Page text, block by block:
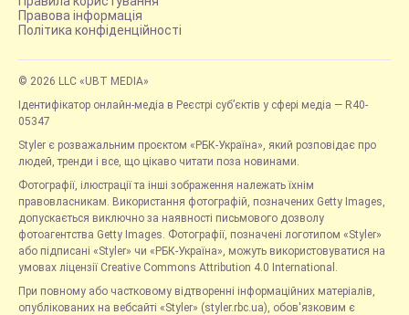
Правова інформація
Політика конфіденційності
© 2026 LLC «UBT MEDIA»
Ідентифікатор онлайн-медіа в Реєстрі суб’єктів у сфері медіа — R40-
05347
Styler є розважальним проєктом «РБК-Україна», який розповідає про
людей, тренди і все, що цікаво читати поза новинами.
Фотографії, ілюстрації та інші зображення належать їхнім
правовласникам. Використання фотографій, позначених Getty Images,
допускається виключно за наявності письмового дозволу
фотоагентства Getty Images. Фотографії, позначені логотипом «Styler»
або підписані «Styler» чи «РБК-Україна», можуть використовуватися на
умовах ліцензії Creative Commons Attribution 4.0 International.
При повному або частковому відтворенні інформаційних матеріалів,
опублікованих на вебсайті «Styler» (styler.rbc.ua), обов'язковим є